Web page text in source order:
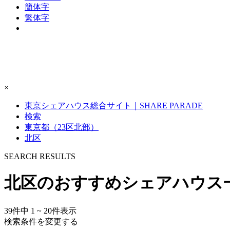
簡体字
繁体字
×
東京シェアハウス総合サイト｜SHARE PARADE
検索
東京都（23区北部）
北区
SEARCH RESULTS
北区のおすすめシェアハウス
39件中 1 ~ 20件表示
検索条件を変更する